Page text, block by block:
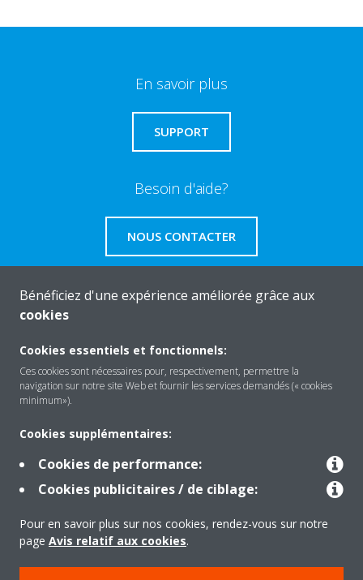
En savoir plus
SUPPORT
Besoin d'aide?
NOUS CONTACTER
Solutions
Contact
Products
Bénéficiez d'une expérience améliorée grâce aux
cookies
Cookies essentiels et fonctionnels:
Ces cookies sont nécessaires pour, respectivement, permettre la
navigation sur notre site Web et fournir les services demandés (« cookies
minimum»).
Cookies supplémentaires:
Cookies de performance:
Cookies publicitaires / de ciblage:
Pour en savoir plus sur nos cookies, rendez-vous sur notre
page Avis relatif aux cookies.